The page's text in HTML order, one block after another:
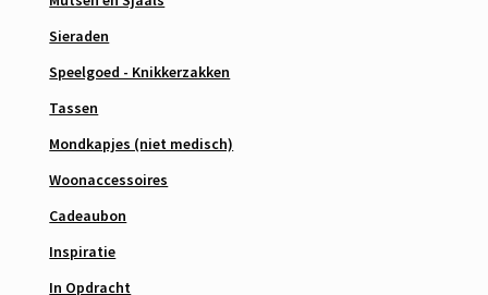
Sieraden
Speelgoed - Knikkerzakken
Tassen
Mondkapjes (niet medisch)
Woonaccessoires
Cadeaubon
Inspiratie
In Opdracht